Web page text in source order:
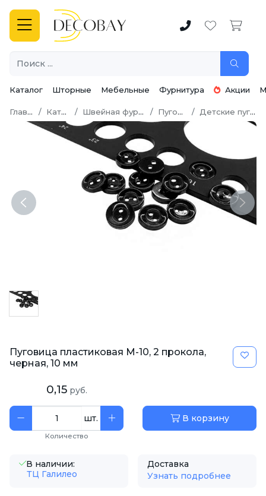
Каталог Шторные Мебельные Фурнитура Акции
Главная Каталог Швейная фурнитура Пуговицы Детские пуговицы
Previous Next
Пуговица пластиковая M-10, 2 прокола,
черная, 10 мм
0,15 руб.
шт.
Количество
В корзину
В наличии:
ТЦ Галилео
Доставка
Узнать подробнее